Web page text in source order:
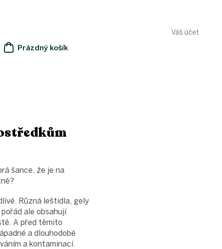
Váš účet
NÁKUPNÍ
Prázdný košík
šance, že je na
Různá leštidla, gely
ale obsahují
A před těmito
a dlouhodobé
a kontaminací.